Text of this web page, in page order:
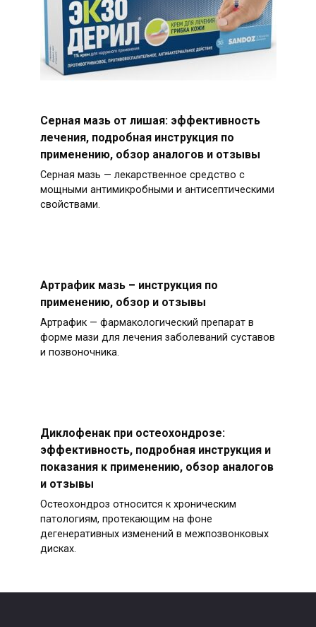
Серная мазь от лишая: эффективность
лечения, подробная инструкция по
применению, обзор аналогов и отзывы
Серная мазь — лекарственное средство с
мощными антимикробными и антисептическими
свойствами.
Артрафик мазь – инструкция по
применению, обзор и отзывы
Артрафик — фармакологический препарат в
форме мази для лечения заболеваний суставов
и позвоночника.
Диклофенак при остеохондрозе:
эффективность, подробная инструкция и
показания к применению, обзор аналогов
и отзывы
Остеохондроз относится к хроническим
патологиям, протекающим на фоне
дегенеративных изменений в межпозвонковых
дисках.